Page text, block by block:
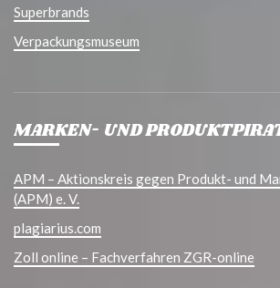
Superbrands
Verpackungsmuseum
MARKEN- UND
APM – Aktionskreis gegen Produkt- und
(APM) e. V.
plagiarius.com
Zoll online – Fachverfahren ZGR-online